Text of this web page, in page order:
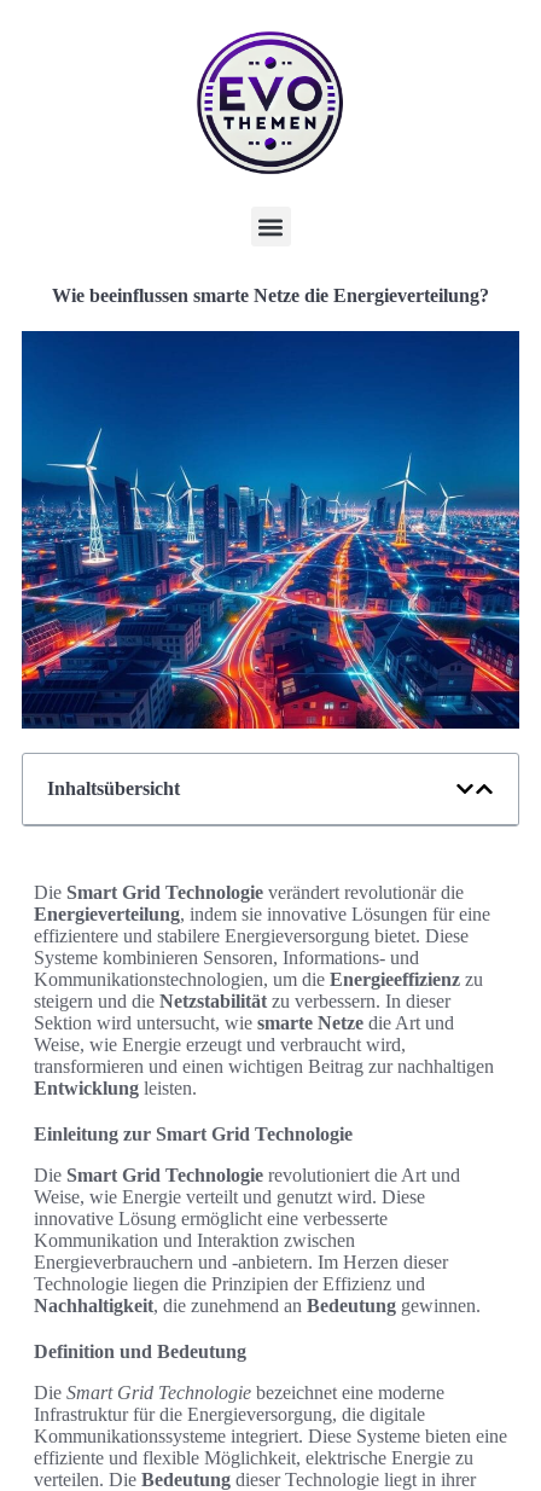
Wie beeinflussen smarte Netze die Energieverteilung?
Inhaltsübersicht
Die Smart Grid Technologie verändert revolutionär die
Energieverteilung, indem sie innovative Lösungen für eine
effizientere und stabilere Energieversorgung bietet. Diese
Systeme kombinieren Sensoren, Informations- und
Kommunikationstechnologien, um die Energieeffizienz zu
steigern und die Netzstabilität zu verbessern. In dieser
Sektion wird untersucht, wie smarte Netze die Art und
Weise, wie Energie erzeugt und verbraucht wird,
transformieren und einen wichtigen Beitrag zur nachhaltigen
Entwicklung leisten.
Einleitung zur Smart Grid Technologie
Die Smart Grid Technologie revolutioniert die Art und
Weise, wie Energie verteilt und genutzt wird. Diese
innovative Lösung ermöglicht eine verbesserte
Kommunikation und Interaktion zwischen
Energieverbrauchern und -anbietern. Im Herzen dieser
Technologie liegen die Prinzipien der Effizienz und
Nachhaltigkeit, die zunehmend an Bedeutung gewinnen.
Definition und Bedeutung
Die Smart Grid Technologie bezeichnet eine moderne
Infrastruktur für die Energieversorgung, die digitale
Kommunikationssysteme integriert. Diese Systeme bieten eine
effiziente und flexible Möglichkeit, elektrische Energie zu
verteilen. Die Bedeutung dieser Technologie liegt in ihrer